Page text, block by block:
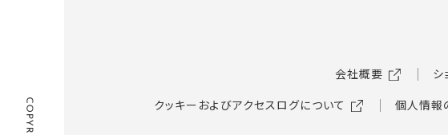
会社概要 シ
クッキーおよびアクセスログについて
個人情報